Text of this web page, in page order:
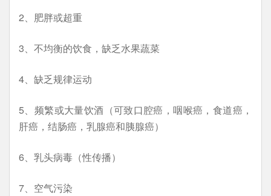
2、肥胖或超重
3、不均衡的饮食，缺乏水果蔬菜
4、缺乏规律运动
5、频繁或大量饮酒（可致口腔癌，咽喉癌，食道癌，
肝癌，结肠癌，乳腺癌和胰腺癌）
6、乳头病毒（性传播）
7、空气污染